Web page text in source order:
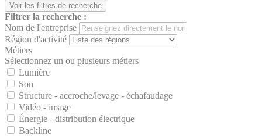
Voir les filtres de recherche
Filtrer la recherche :
Nom de l'entreprise
Région d'activité
Métiers
Sélectionnez un ou plusieurs métiers
Lumière
Son
Structure - accroche/levage - échafaudage
Vidéo - image
Énergie - distribution électrique
Backline